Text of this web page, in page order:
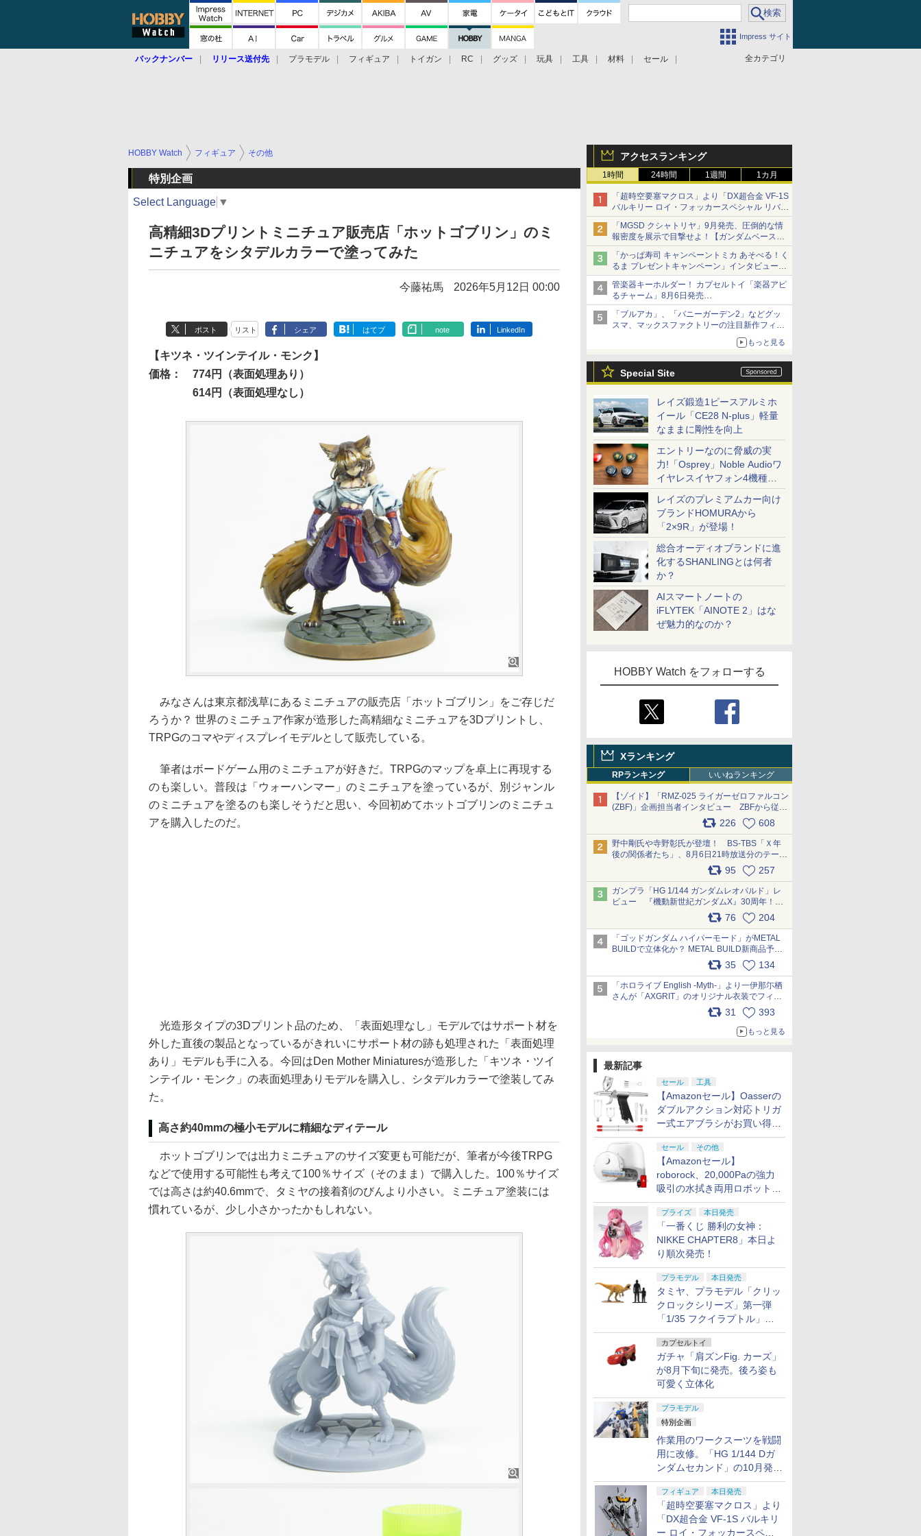
Impress サイト
全カテゴリ
バックナンバー リリース送付先 プラモデル フィギュア トイガン RC グッズ 玩具 工具 材料 セール
アクセスランキング
1時間 24時間 1週間 1カ月
「超時空要塞マクロス」より「DX超合金 VF-1S
バルキリー ロイ・フォッカースペシャル リバイ
バルVer.」本日発売！
「MGSD クシャトリヤ」9月発売、圧倒的な情
報密度を展示で目撃せよ！【ガンダムベース撮
り下ろし】
「かっぱ寿司 キャンペーントミカ あそべる！く
るま プレゼントキャンペーン」インタビュー
子どもが楽しめるかっぱ寿司ならではの体験と
コラボの楽しさを追求
管楽器キーホルダー！ カプセルトイ「楽器アピ
るチャーム」8月6日発売
チューバ、テナサクなど5種各3色
「ブルアカ」、「バニーガーデン2」などグッ
スマ、マックスファクトリーの注目新作フィギ
ュアが展示【ホビーメーカー合同展示会】
もっと見る
Special Site
レイズ鍛造1ピースアルミホ
イール「CE28 N-plus」軽量
なままに剛性を向上
エントリーなのに脅威の実
力!「Osprey」Noble Audioワ
イヤレスイヤフォン4機種を
一気に聴く
レイズのプレミアムカー向け
ブランドHOMURAから
「2×9R」が登場！
総合オーディオブランドに進
化するSHANLINGとは何者
か？
AIスマートノートの
iFLYTEK「AINOTE 2」はな
ぜ魅力的なのか？
HOBBY Watch をフォローする
Xランキング
RPランキング いいねランキング
【ゾイド】「RMZ-025 ライガーゼロファルコン
(ZBF)」企画担当者インタビュー ZBFから従来
デザインまで再現可能なボリューム満点のキッ
ト pic.x.com/6zOqQAQKkX
226 608
野中剛氏や寺野彰氏が登壇！ BS-TBS「Ｘ年
後の関係者たち」、8月6日21時放送分のテーマ
は「超合金」！ pic.x.com/uWyt1uyuFm
95 257
ガンプラ「HG 1/144 ガンダムレオパルド」レ
ビュー 『機動新世紀ガンダムX』30周年！イ
ンナーアームガトリングの変形機構まで再現し
最新フォーマットでキット化！
pic.x.com/nszPIDTpbg
76 204
「ゴッドガンダム ハイパーモード」がMETAL
BUILDで立体化か？ METAL BUILD新商品予告
が公開 pic.x.com/HIcLLIM3ar35 134
「ホロライブ English -Myth-」より一伊那尓栖
さんが「AXGRIT」のオリジナル衣装でフィギ
ュア化 pic.x.com/YMGhdIAzNa
31 393
もっと見る
最新記事
セール 工具
【Amazonセール】Oasserの
ダブルアクション対応トリガ
ー式エアブラシがお買い得価
格で登場！
セール その他
【Amazonセール】
roborock、20,000Paの強力
吸引の水拭き両用ロボット掃
除機「Qrevo Curv 2 Flow」
がお買い得！
プライズ 本日発売
「一番くじ 勝利の女神：
NIKKE CHAPTER8」本日よ
り順次発売！
プラモデル 本日発売
タミヤ、プラモデル「クリッ
クロックシリーズ」第一弾
「1/35 フクイラプトル」本
日発売！
カプセルトイ
ガチャ「肩ズンFig. カーズ」
が8月下旬に発売。後ろ姿も
可愛く立体化
プラモデル
特別企画
作業用のワークスーツを戦闘
用に改修。「HG 1/144 Dガ
ンダムセカンド」の10月発送
分が予約受付中【ガンダムベ
ース撮り下ろし】
フィギュア 本日発売
「超時空要塞マクロス」より
「DX超合金 VF-1S バルキリ
ー ロイ・フォッカースペシ
HOBBY Watch フィギュア その他
特別企画
Select Language ▼
高精細3Dプリントミニチュア販売店「ホットゴブリン」のミ
ニチュアをシタデルカラーで塗ってみた
今藤祐馬 2026年5月12日 00:00
ポスト リスト シェア はてブ note LinkedIn
【キツネ・ツインテイル・モンク】
価格：
774円（表面処理あり）
614円（表面処理なし）
みなさんは東京都浅草にあるミニチュアの販売店「ホットゴブリン」をご存じだ
ろうか？ 世界のミニチュア作家が造形した高精細なミニチュアを3Dプリントし、
TRPGのコマやディスプレイモデルとして販売している。
筆者はボードゲーム用のミニチュアが好きだ。TRPGのマップを卓上に再現する
のも楽しい。普段は「ウォーハンマー」のミニチュアを塗っているが、別ジャンル
のミニチュアを塗るのも楽しそうだと思い、今回初めてホットゴブリンのミニチュ
アを購入したのだ。
光造形タイプの3Dプリント品のため、「表面処理なし」モデルではサポート材を
外した直後の製品となっているがきれいにサポート材の跡も処理された「表面処理
あり」モデルも手に入る。今回はDen Mother Miniaturesが造形した「キツネ・ツイ
ンテイル・モンク」の表面処理ありモデルを購入し、シタデルカラーで塗装してみ
た。
高さ約40mmの極小モデルに精細なディテール
ホットゴブリンでは出力ミニチュアのサイズ変更も可能だが、筆者が今後TRPG
などで使用する可能性も考えて100％サイズ（そのまま）で購入した。100％サイズ
では高さは約40.6mmで、タミヤの接着剤のびんより小さい。ミニチュア塗装には
慣れているが、少し小さかったかもしれない。